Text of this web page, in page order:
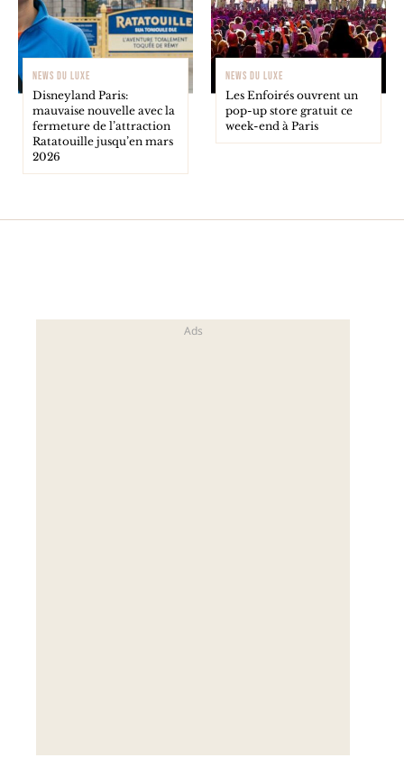
NEWS DU LUXE
Disneyland Paris:
mauvaise nouvelle avec la
fermeture de l’attraction
Ratatouille jusqu’en mars
2026
NEWS DU LUXE
Les Enfoirés ouvrent un
pop-up store gratuit ce
week-end à Paris